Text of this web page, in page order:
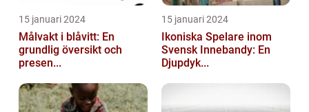
15 januari 2024
Målvakt i blåvitt: En
grundlig översikt och
presen...
15 januari 2024
Ikoniska Spelare inom
Svensk Innebandy: En
Djupdyk...